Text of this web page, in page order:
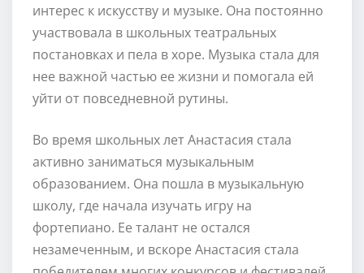
интерес к искусству и музыке. Она постоянно
участвовала в школьных театральных
постановках и пела в хоре. Музыка стала для
нее важной частью ее жизни и помогала ей
уйти от повседневной рутины.
Во время школьных лет Анастасия стала
активно заниматься музыкальным
образованием. Она пошла в музыкальную
школу, где начала изучать игру на
фортепиано. Ее талант не остался
незамеченным, и вскоре Анастасия стала